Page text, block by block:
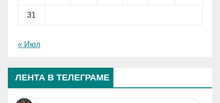
31
« Июл
ЛЕНТА В ТЕЛЕГРАМЕ